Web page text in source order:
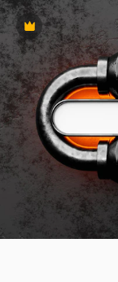
Premium